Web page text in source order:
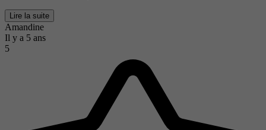
Lire la suite
Amandine
Il y a 5 ans
5